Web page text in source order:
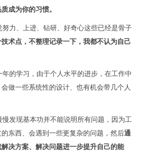
成为你的习惯。
努力、上进、钻研、好奇心这些已经是骨子
术点，不整理记录一下，我都不认为自己
年的学习，由于个人水平的进步，在工作中
做一些系统性的设计、也有机会带几个人
发现基本功并不能说明所有问题，因为工
东西、会遇到一些更复杂的问题，然后通
决方案、解决问题进一步提升自己的能